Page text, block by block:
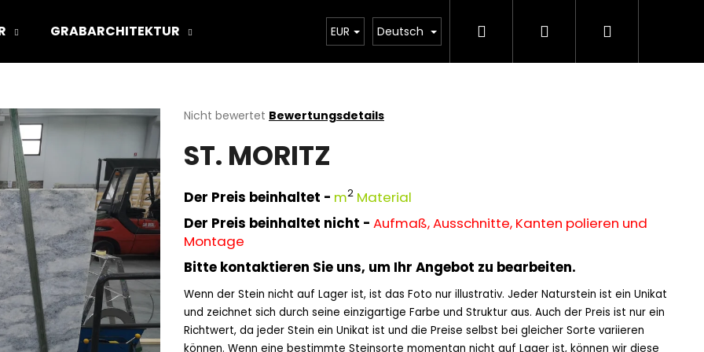
GRABARCHITEKTUR STONESTORE Steinmetz – Preisliste für Grabsteine
EUR Deutsch SuchenLogin Warenkorb
Die
Produktbewertung
ist
von
5
Sternen.
Nicht bewertet Bewertungsdetails
ST. MORITZ
Der Preis beinhaltet - m2 Material
Der Preis beinhaltet nicht - Aufmaß, Ausschnitte, Kanten polieren und
Montage
Bitte kontaktieren Sie uns, um Ihr Angebot zu bearbeiten.
Wenn der Stein nicht auf Lager ist, ist das Foto nur illustrativ. Jeder Naturstein ist ein Unikat
und zeichnet sich durch seine einzigartige Farbe und Struktur aus. Auch der Preis ist nur ein
Richtwert, da jeder Stein ein Unikat ist und die Preise selbst bei gleicher Sorte variieren
können. Wenn eine bestimmte Steinsorte momentan nicht auf Lager ist, können wir diese
SUCHEN
Wir empfehlen